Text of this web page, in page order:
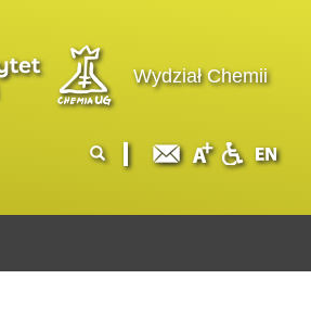
Wydział Chemii